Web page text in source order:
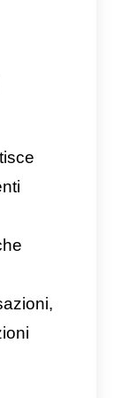
la
Inoltre, la
o
nel
rileva un
garantire la
su